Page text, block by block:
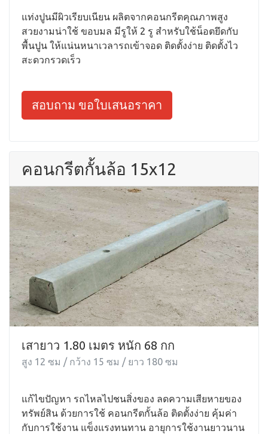
แท่งปูนมีผิวเรียบเนียน ผลิตจากคอนกรีตคุณภาพสูง
สวยงามน่าใช้ ขอบมล มีรูให้ 2 รู สำหรับใช้น็อตยึดกับ
พื้นปูน ให้แน่นหนาเวลารถเข้าจอด ติดตั้งง่าย ติดตั้งไว
สะดวกรวดเร็ว
สอบถาม ขอใบเสนอราคา
คอนกรีตกั้นล้อ 15x12
เสายาว 1.80 เมตร หนัก 68 กก
สูง 12 ซม / กว้าง 15 ซม / ยาว 180 ซม
แก้ไขปัญหา รถไหลไปชนสิ่งของ ลดความเสียหายของ
ทรัพย์สิน ด้วยการใช้ คอนกรีตกั้นล้อ ติดตั้งง่าย คุ้มค่า
กับการใช้งาน แข็งแรงทนทาน อายุการใช้งานยาวนาน